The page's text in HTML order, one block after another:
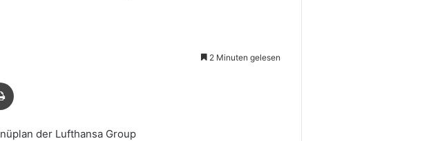
2 Minuten gelesen
der Lufthansa Group